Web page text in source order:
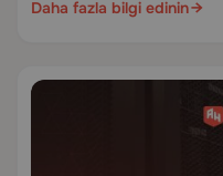
kayıtlarınızı yakın
Daha fazla bilgi edinin